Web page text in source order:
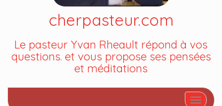
cherpasteur.com
Le pasteur Yvan Rheault répond à vos
questions. et vous propose ses pensées
et méditations
Afficher/